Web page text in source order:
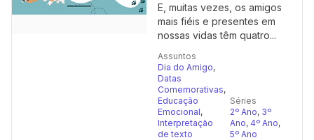
E, muitas vezes, os amigos
mais fiéis e presentes em
nossas vidas têm quatro...
Assuntos
Dia do Amigo,
Datas
Comemorativas,
Educação
Emocional,
Interpretação
de texto
Séries
2º Ano, 3º
Ano, 4º Ano,
5º Ano